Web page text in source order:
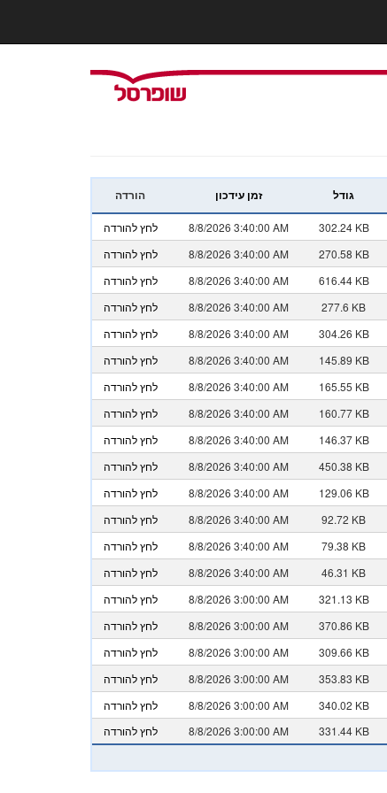
הורדה זמן עידכון גודל
לחץ להורדה 8/8/2026 3:40:00 AM 302.24 KB
לחץ להורדה
8/8/2026 3:40:00 AM 270.58 KB
לחץ להורדה
8/8/2026 3:40:00 AM 616.44 KB
לחץ להורדה
8/8/2026 3:40:00 AM 277.6 KB
לחץ להורדה
8/8/2026 3:40:00 AM 304.26 KB
לחץ להורדה
8/8/2026 3:40:00 AM 145.89 KB
לחץ להורדה
8/8/2026 3:40:00 AM 165.55 KB
לחץ להורדה
8/8/2026 3:40:00 AM 160.77 KB
לחץ להורדה
8/8/2026 3:40:00 AM 146.37 KB
לחץ להורדה
8/8/2026 3:40:00 AM 450.38 KB
לחץ להורדה
8/8/2026 3:40:00 AM 129.06 KB
לחץ להורדה
8/8/2026 3:40:00 AM 92.72 KB
לחץ להורדה
8/8/2026 3:40:00 AM 79.38 KB
לחץ להורדה
8/8/2026 3:40:00 AM 46.31 KB
לחץ להורדה
8/8/2026 3:00:00 AM 321.13 KB
לחץ להורדה
8/8/2026 3:00:00 AM 370.86 KB
לחץ להורדה
8/8/2026 3:00:00 AM 309.66 KB
לחץ להורדה
8/8/2026 3:00:00 AM 353.83 KB
לחץ להורדה
8/8/2026 3:00:00 AM 340.02 KB
לחץ להורדה
8/8/2026 3:00:00 AM 331.44 KB